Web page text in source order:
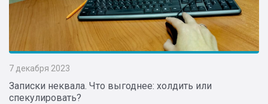
7 декабря 2023
Записки неквала. Что выгоднее: холдить или
спекулировать?